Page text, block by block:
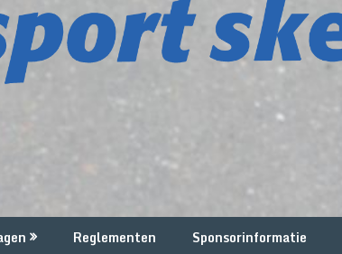
Reglementen Sponsorinformatie